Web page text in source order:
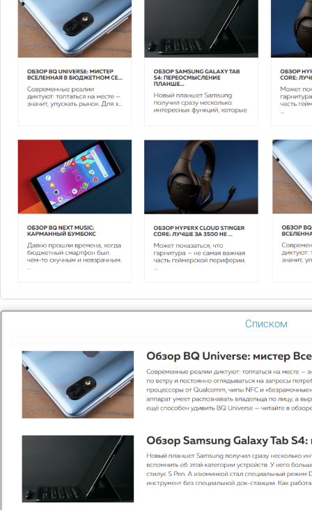
Списком
1
Вам нужна
консультация?
Если у вас остались вопросы, заполните
форму и наши специалисты в ближайшее
время свяжутся с вами
Задать вопрос
2026 © Digital компания
Все права защищены
Цены Оплата Каталог